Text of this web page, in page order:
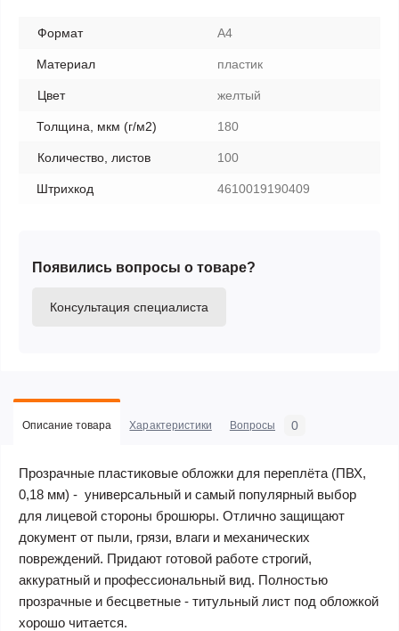
Формат А4
Материал пластик
Цвет желтый
Толщина, мкм (г/м2) 180
Количество, листов 100
Штрихкод 4610019190409
Появились вопросы о товаре?
Консультация специалиста
Описание товара Характеристики Вопросы 0
Прозрачные пластиковые обложки для переплёта (ПВХ,
0,18 мм) - универсальный и самый популярный выбор
для лицевой стороны брошюры. Отлично защищают
документ от пыли, грязи, влаги и механических
повреждений. Придают готовой работе строгий,
аккуратный и профессиональный вид. Полностью
прозрачные и бесцветные - титульный лист под обложкой
хорошо читается.